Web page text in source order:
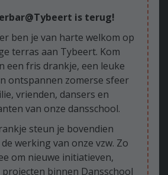
is terug!
ben je van harte welkom op
terras aan Tybeert. Kom
een fris drankje, een leuke
ontspannen zomerse sfeer
vrienden, dansers en
van onze dansschool.
steun je bovendien
werking van onze vzw. Zo
om nieuwe initiatieven,
binnen Dansschool